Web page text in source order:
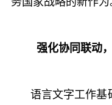
强化协同联动
语言文字工作基